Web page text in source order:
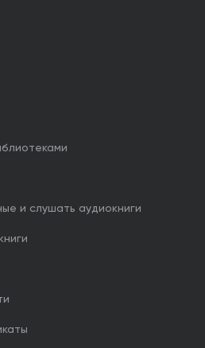
и слушать аудиокниги